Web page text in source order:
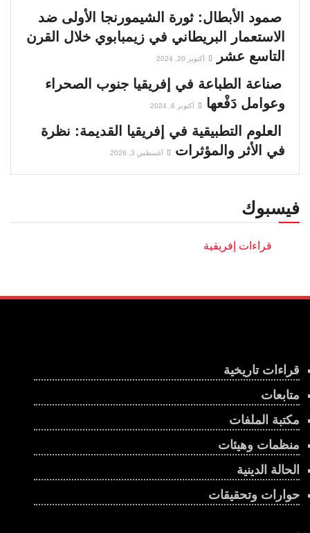
صمود الأبطال: ثورة الشيمورنجا الأولى ضد
الاستعمار البريطاني في زيمبابوي خلال القرن
التاسع عشر
أكتوبر 20, 2024
صناعة الطباعة في إفريقيا جنوب الصحراء
وعوامل دَفْعها
أكتوبر 6, 2024
العلوم التطبيقية في إفريقيا القديمة: نظرة
في الأثر والمؤثرات
أغسطس 3, 2026
فيسبوك
قراءات تاريخية
متابعات
مكتبة الملفات
منظمات وهيئات
الحالة الدينية
حوارات وتحقيقات